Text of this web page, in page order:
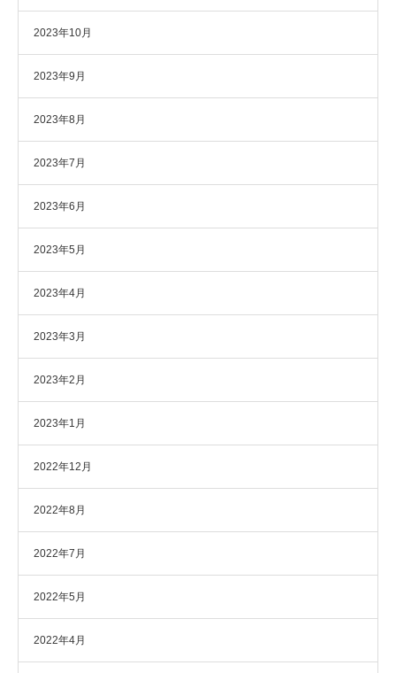
2023年10月
2023年9月
2023年8月
2023年7月
2023年6月
2023年5月
2023年4月
2023年3月
2023年2月
2023年1月
2022年12月
2022年8月
2022年7月
2022年5月
2022年4月